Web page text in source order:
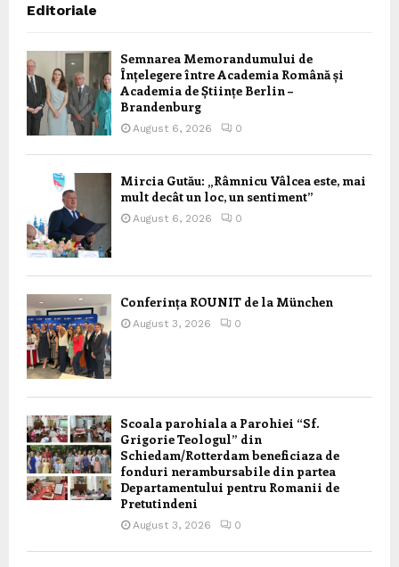
Editoriale
Semnarea Memorandumului de
Înțelegere între Academia Română și
Academia de Științe Berlin –
Brandenburg
August 6, 2026 0
Mircia Gutău: „Râmnicu Vâlcea este, mai
mult decât un loc, un sentiment”
August 6, 2026 0
Conferința ROUNIT de la München
August 3, 2026 0
Scoala parohiala a Parohiei “Sf.
Grigorie Teologul” din
Schiedam/Rotterdam beneficiaza de
fonduri nerambursabile din partea
Departamentului pentru Romanii de
Pretutindeni
August 3, 2026 0